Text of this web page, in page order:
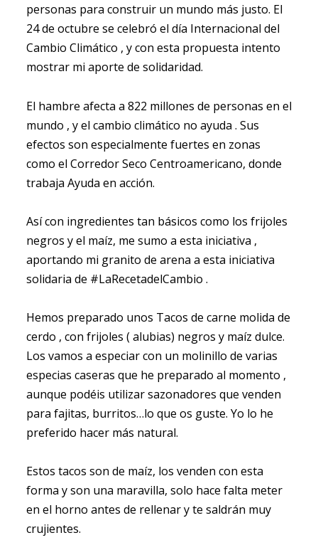
personas para construir un mundo más justo. El
24 de octubre se celebró el día Internacional del
Cambio Climático , y con esta propuesta intento
mostrar mi aporte de solidaridad.
El hambre afecta a 822 millones de personas en el
mundo , y el cambio climático no ayuda . Sus
efectos son especialmente fuertes en zonas
como el Corredor Seco Centroamericano, donde
trabaja Ayuda en acción.
Así con ingredientes tan básicos como los frijoles
negros y el maíz, me sumo a esta iniciativa ,
aportando mi granito de arena a esta iniciativa
solidaria de #LaRecetadelCambio .
Hemos preparado unos Tacos de carne molida de
cerdo , con frijoles ( alubias) negros y maíz dulce.
Los vamos a especiar con un molinillo de varias
especias caseras que he preparado al momento ,
aunque podéis utilizar sazonadores que venden
para fajitas, burritos…lo que os guste. Yo lo he
preferido hacer más natural.
Estos tacos son de maíz, los venden con esta
forma y son una maravilla, solo hace falta meter
en el horno antes de rellenar y te saldrán muy
crujientes.